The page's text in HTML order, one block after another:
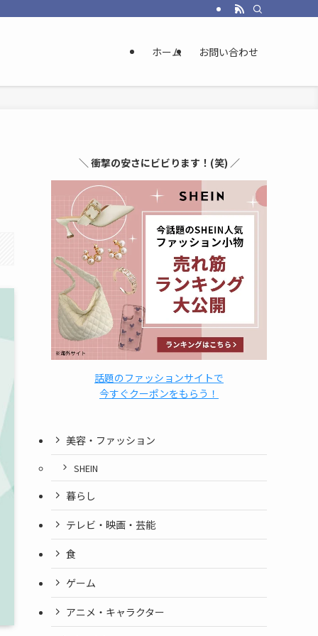
ホーム お問い合わせ
＼ 衝撃の安さにビビります！(笑) ／
話題のファッションサイトで
今すぐクーポンをもらう！
美容・ファッション
SHEIN
暮らし
テレビ・映画・芸能
食
ゲーム
アニメ・キャラクター